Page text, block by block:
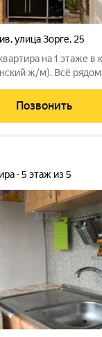
,улица Зорге, 25
на 1 этаже в
ж/м). Всё
этажа: не
Позвонить
5 этаж из 5